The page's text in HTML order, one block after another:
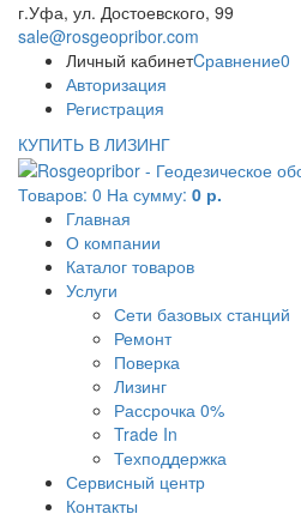
г.Уфа, ул. Достоевского, 99
sale@rosgeopribor.com
Личный кабинет
Авторизация
Регистрация
Cравнение0
КУПИТЬ В ЛИЗИНГ
Товаров: 0 На сумму: 0 р.
Главная
О компании
Каталог товаров
Услуги
Сети базовых станций
Ремонт
Поверка
Лизинг
Рассрочка 0%
Trade In
Техподдержка
Сервисный центр
Контакты